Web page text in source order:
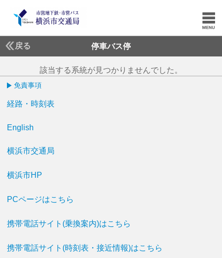
戻る 停車バス停
該当する系統が見つかりませんでした。
免責事項
経路・時刻表
English
横浜市交通局
横浜市HP
PCページはこちら
携帯電話サイト(乗換案内)はこちら
携帯電話サイト(時刻表・接近情報)はこちら